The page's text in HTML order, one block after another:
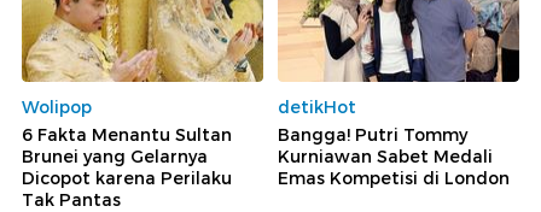
Wolipop
6 Fakta Menantu Sultan
Brunei yang Gelarnya
Dicopot karena Perilaku
Tak Pantas
detikHot
Bangga! Putri Tommy
Kurniawan Sabet Medali
Emas Kompetisi di London